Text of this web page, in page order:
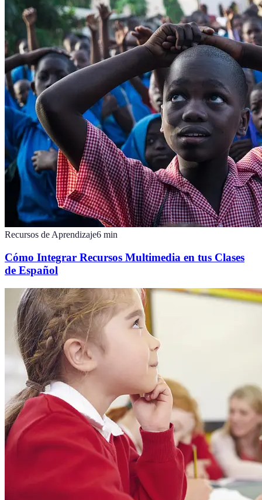
Recursos de Aprendizaje6 min
Cómo Integrar Recursos Multimedia en tus Clases
de Español